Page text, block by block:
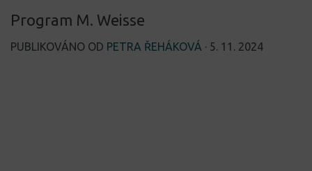
Program M. Weisse
PUBLIKOVÁNO OD PETRA ŘEHÁKOVÁ · 5. 11. 2024